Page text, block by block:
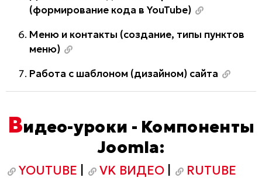
(формирование кода в YouTube)
Меню и контакты (создание, типы пунктов
меню)
Работа с шаблоном (дизайном) сайта
Видео-уроки - Компоненты
Joomla:
YOUTUBE VK ВИДЕО RUTUBE